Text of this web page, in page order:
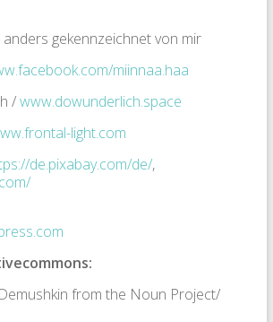
gekennzeichnet von mir
miinnaa.haa
/www.dowunderlich.space
light.com
de.pixabay.com/de/,
from the Noun Project/